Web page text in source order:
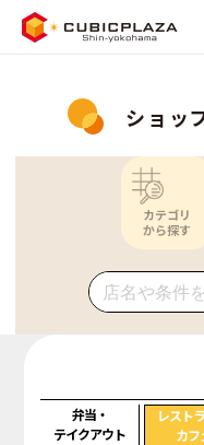
ショッ
カテゴリ
から探す
弁当・
テイクアウト
レスト
カフ